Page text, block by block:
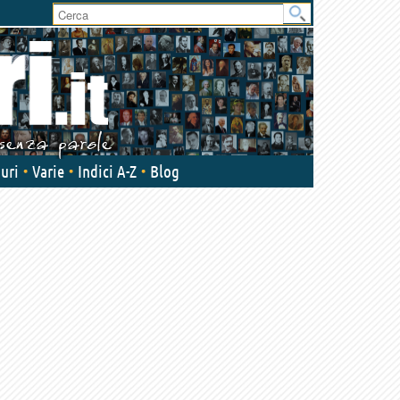
User
area
Varie Indici A-Z Blog